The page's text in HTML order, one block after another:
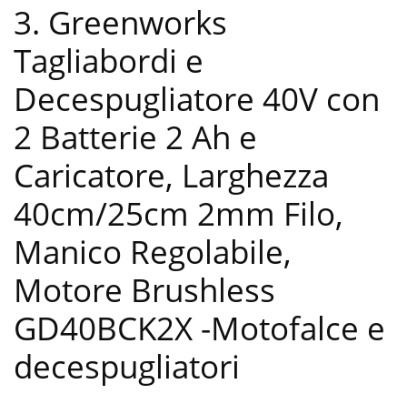
3. Greenworks
Tagliabordi e
Decespugliatore 40V con
2 Batterie 2 Ah e
Caricatore, Larghezza
40cm/25cm 2mm Filo,
Manico Regolabile,
Motore Brushless
GD40BCK2X -Motofalce e
decespugliatori